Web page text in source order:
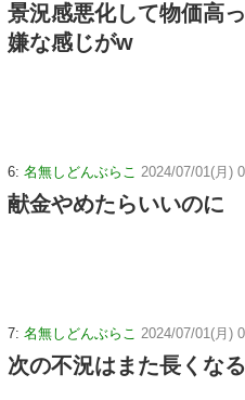
景況感悪化して物価高
嫌な感じがw
6: 名無しどんぶらこ 2024/07/01(月)
献金やめたらいいのに
7: 名無しどんぶらこ 2024/07/01(月)
次の不況はまた長くな